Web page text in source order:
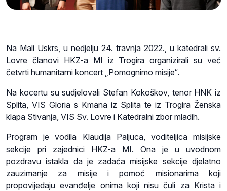
Na Mali Uskrs, u nedjelju 24. travnja 2022., u katedrali sv.
Lovre članovi HKZ-a MI iz Trogira organizirali su već
četvrti humanitarni koncert „Pomognimo misije“.
Na kocertu su sudjelovali Stefan Kokoškov, tenor HNK iz
Splita, VIS Gloria s Kmana iz Splita te iz Trogira Ženska
klapa Stivanja, VIS Sv. Lovre i Katedralni zbor mladih.
Program je vodila Klaudija Paljuca, voditeljica misijske
sekcije pri zajednici HKZ-a MI. Ona je u uvodnom
pozdravu istakla da je zadaća misijske sekcije djelatno
zauzimanje za misije i pomoć misionarima koji
propovijedaju evanđelje onima koji nisu čuli za Krista i